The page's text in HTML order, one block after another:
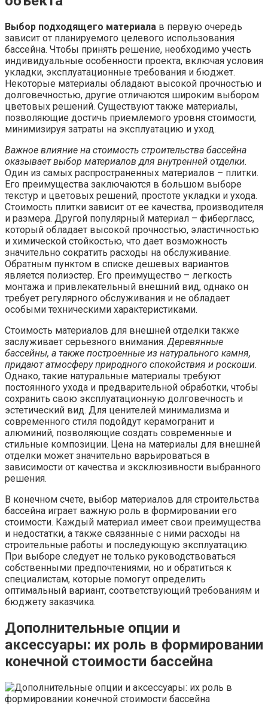
Выбор подходящего материала в первую очередь
зависит от планируемого целевого использования
бассейна. Чтобы принять решение, необходимо учесть
индивидуальные особенности проекта, включая условия
укладки, эксплуатационные требования и бюджет.
Некоторые материалы обладают высокой прочностью и
долговечностью, другие отличаются широким выбором
цветовых решений. Существуют также материалы,
позволяющие достичь приемлемого уровня стоимости,
минимизируя затраты на эксплуатацию и уход.
Важное влияние на стоимость строительства бассейна
оказывает выбор материалов для внутренней отделки.
Один из самых распространенных материалов – плитки.
Его преимущества заключаются в большом выборе
текстур и цветовых решений, простоте укладки и ухода.
Стоимость плитки зависит от ее качества, производителя
и размера. Другой популярный материал – фибергласс,
который обладает высокой прочностью, эластичностью
и химической стойкостью, что дает возможность
значительно сократить расходы на обслуживание.
Обратным пунктом в списке дешевых вариантов
является полиэстер. Его преимущество – легкость
монтажа и привлекательный внешний вид, однако он
требует регулярного обслуживания и не обладает
особыми техническими характеристиками.
Стоимость материалов для внешней отделки также
заслуживает серьезного внимания.Деревянные
бассейны, а также построенные из натурального камня,
придают атмосферу природного спокойствия и роскоши.
Однако, такие натуральные материалы требуют
постоянного ухода и предварительной обработки, чтобы
сохранить свою эксплуатационную долговечность и
эстетический вид. Для ценителей минимализма и
современного стиля подойдут керамогранит и
алюминий, позволяющие создать современные и
стильные композиции. Цена на материалы для внешней
отделки может значительно варьироваться в
зависимости от качества и эксклюзивности выбранного
решения.
В конечном счете, выбор материалов для строительства
бассейна играет важную роль в формировании его
стоимости. Каждый материал имеет свои преимущества
и недостатки, а также связанные с ними расходы на
строительные работы и последующую эксплуатацию.
При выборе следует не только руководствоваться
собственными предпочтениями, но и обратиться к
специалистам, которые помогут определить
оптимальный вариант, соответствующий требованиям и
бюджету заказчика.
Дополнительные опции и
аксессуары: их роль в формировании
конечной стоимости бассейна